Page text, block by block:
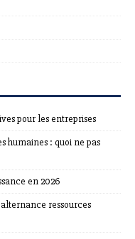
pour les entreprises
humaines : quoi ne pas
en 2026
ressources